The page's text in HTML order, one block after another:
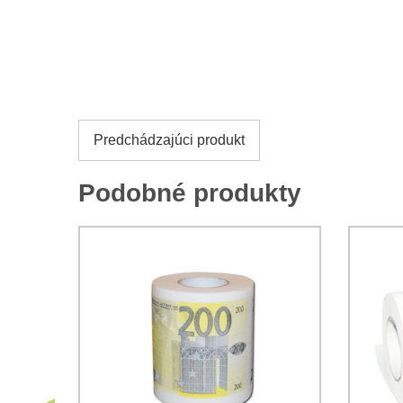
Predchádzajúci produkt
Podobné produkty